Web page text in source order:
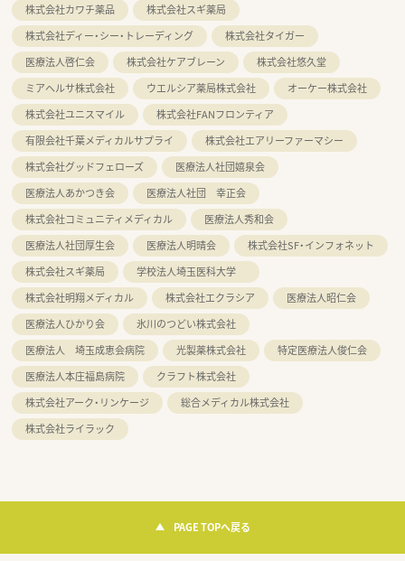
株式会社カワチ薬品
株式会社スギ薬局
株式会社ディー・シー・トレーディング
株式会社タイガー
医療法人啓仁会
株式会社ケアブレーン
株式会社悠久堂
ミアヘルサ株式会社
ウエルシア薬局株式会社
オーケー株式会社
株式会社ユニスマイル
株式会社FANフロンティア
有限会社千葉メディカルサプライ
株式会社エアリーファーマシー
株式会社グッドフェローズ
医療法人社団嬉泉会
医療法人あかつき会
医療法人社団 幸正会
株式会社コミュニティメディカル
医療法人秀和会
医療法人社団厚生会
医療法人明晴会
株式会社SF・インフォネット
株式会社スギ薬局
学校法人埼玉医科大学
株式会社明翔メディカル
株式会社エクラシア
医療法人昭仁会
医療法人ひかり会
氷川のつどい株式会社
医療法人 埼玉成恵会病院
光製薬株式会社
特定医療法人俊仁会
医療法人本庄福島病院
クラフト株式会社
株式会社アーク・リンケージ
総合メディカル株式会社
株式会社ライラック
PAGE TOPへ戻る